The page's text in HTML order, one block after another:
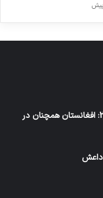
انتشار شاخص تروریسم جهانی در سال 2022: افغانستان همچنان در
داعش